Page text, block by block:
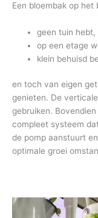
Een bloembak op het
geen tuin hebt,
op een etage
klein behuisd
en toch van eigen
genieten. De
gebruiken.
compleet systeem
de pomp aanstuurt
optimale groei